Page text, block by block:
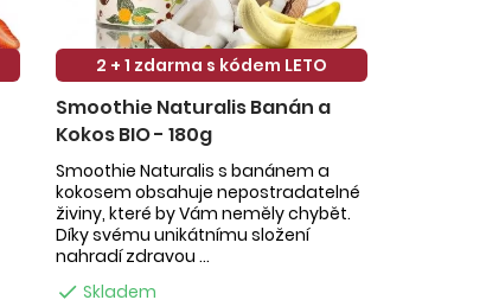
2 + 1 zdarma s kódem LETO
Smoothie Naturalis Banán a
Kokos BIO - 180g
Smoothie Naturalis s banánem a
kokosem obsahuje nepostradatelné
živiny, které by Vám neměly chybět.
Díky svému unikátnímu složení
nahradí zdravou ...
 Skladem